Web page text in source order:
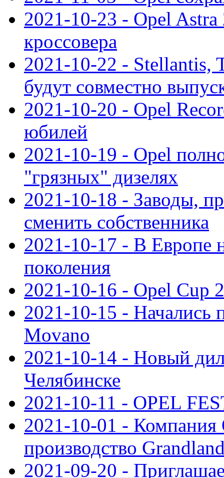
2021-10-23 - Opel Astra
кроссовера
2021-10-22 - Stellantis,
будут совместно
2021-10-20 - Opel
юбилей
2021-10-19 - Opel
"грязных" дизелях
2021-10-18 - Заводы,
сменить собственника
2021-10-17 - В Европе
поколения
2021-10-16 - Opel Cup
2021-10-15 - Начались
Movano
2021-10-14 - Новый
Челябинске
2021-10-11 - OPEL
2021-10-01 - Компания
производство
2021-09-20 -